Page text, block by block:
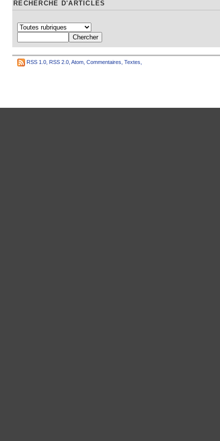
RECHERCHE D'ARTICLES
RSS 1.0 RSS 2.0 Atom Commentaires Textes